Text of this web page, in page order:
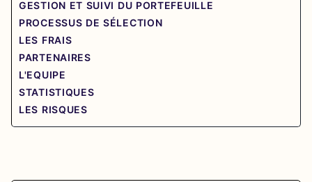
GESTION ET SUIVI DU PORTEFEUILLE
PROCESSUS DE SÉLECTION
LES FRAIS
PARTENAIRES
L'EQUIPE
STATISTIQUES
LES RISQUES